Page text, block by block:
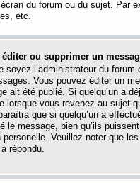
du forum ou du sujet. Par
etc.
ou supprimer un
soyez l’administrateur du
Vous pouvez éditer un
ait été publié. Si quelqu’un a
lorsque vous revenez au sujet
que si quelqu’un a
le message, bien qu’ils
Veuillez noter que
répondu.